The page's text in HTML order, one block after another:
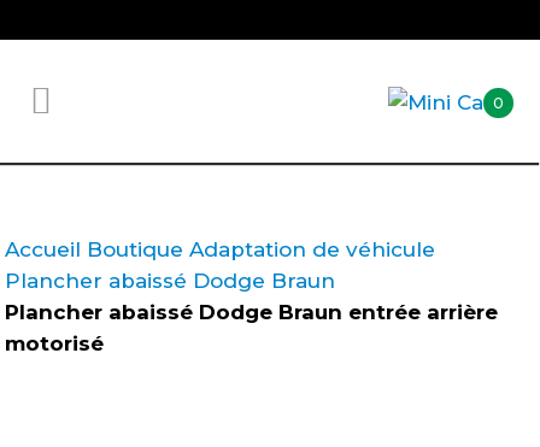
0
Accueil Boutique Adaptation de véhicule
Plancher abaissé Dodge Braun
Plancher abaissé Dodge Braun entrée arrière
motorisé